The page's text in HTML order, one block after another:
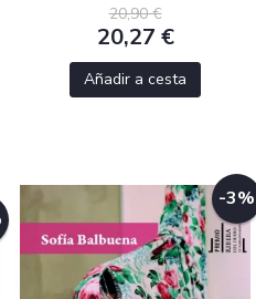
20,90 €
20,27 €
Añadir a cesta
-3%